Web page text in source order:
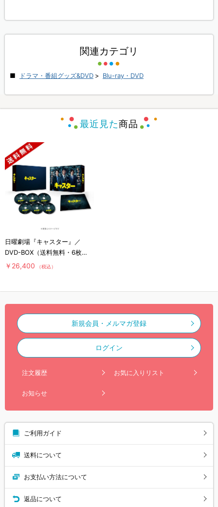
関連カテゴリ
ドラマ・番組グッズ&DVD > Blu-ray・DVD
最近見た商品
日曜劇場『キャスター』／
DVD-BOX（送料無料・6枚
組）
￥26,400 （税込）
新規会員・メルマガ登録
ログイン
注文履歴 お気に入りリスト
お知らせ
ご利用ガイド
送料について
お支払い方法について
返品について